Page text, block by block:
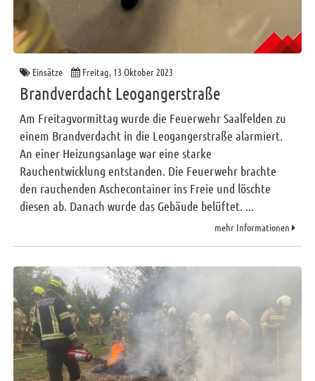
Einsätze Freitag, 13 Oktober 2023
Brandverdacht Leogangerstraße
Am Freitagvormittag wurde die Feuerwehr Saalfelden zu
einem Brandverdacht in die Leogangerstraße alarmiert.
An einer Heizungsanlage war eine starke
Rauchentwicklung entstanden. Die Feuerwehr brachte
den rauchenden Aschecontainer ins Freie und löschte
diesen ab. Danach wurde das Gebäude belüftet. ...
mehr Informationen